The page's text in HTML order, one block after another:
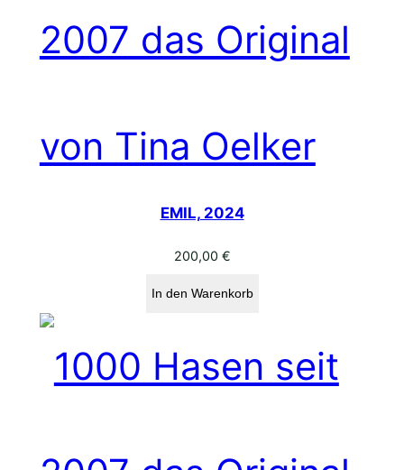
EMIL, 2024
200,00 €
In den Warenkorb